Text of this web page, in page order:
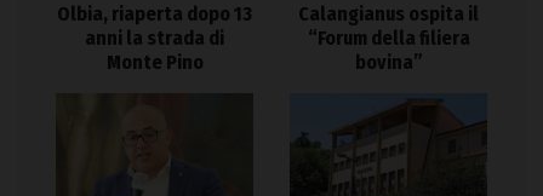
Olbia, riaperta dopo 13
anni la strada di
Monte Pino
Calangianus ospita il
“Forum della filiera
bovina”